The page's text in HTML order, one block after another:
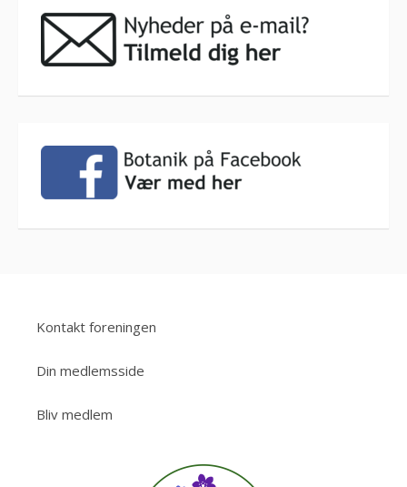
Kontakt foreningen
Din medlemsside
Bliv medlem